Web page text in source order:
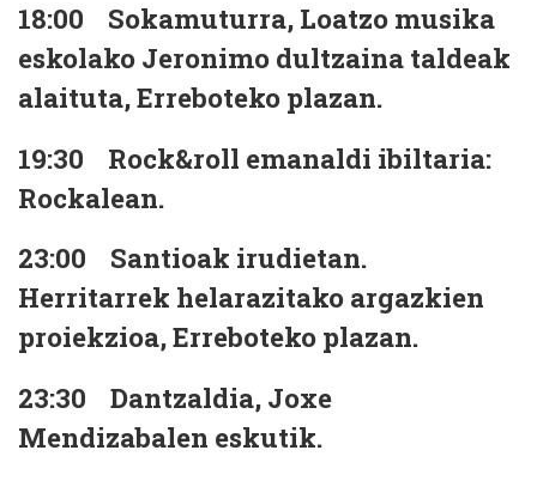
18:00 Sokamuturra, Loatzo musika
eskolako Jeronimo dultzaina taldeak
alaituta, Erreboteko plazan.
19:30 Rock&roll emanaldi ibiltaria:
Rockalean.
23:00 Santioak irudietan.
Herritarrek helarazitako argazkien
proiekzioa, Erreboteko plazan.
23:30
Dantzaldia, Joxe
Mendizabalen eskutik.